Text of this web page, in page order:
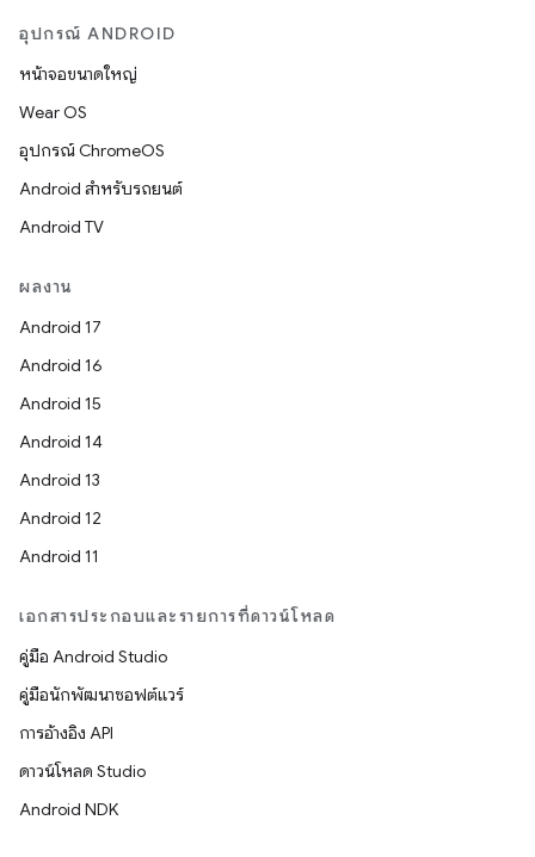
อุปกรณ์ ANDROID
หน้าจอขนาดใหญ่
Wear OS
อุปกรณ์ ChromeOS
Android สำหรับรถยนต์
Android TV
ผลงาน
Android 17
Android 16
Android 15
Android 14
Android 13
Android 12
Android 11
เอกสารประกอบและรายการที่ดาวน์โหลด
คู่มือ Android Studio
คู่มือนักพัฒนาซอฟต์แวร์
การอ้างอิง API
ดาวน์โหลด Studio
Android NDK